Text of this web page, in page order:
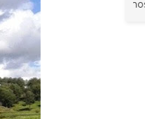
Tod@s corremos. Yo